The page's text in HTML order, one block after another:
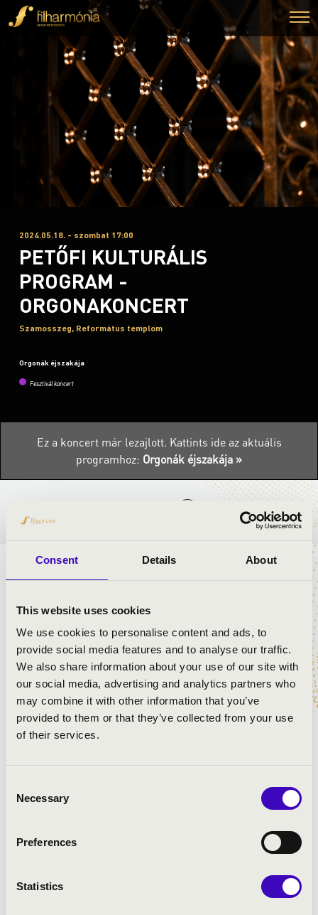
Consent Details About
This website uses cookies
We use cookies to personalise content and ads, to
provide social media features and to analyse our traffic.
We also share information about your use of our site with
our social media, advertising and analytics partners who
may combine it with other information that you’ve
provided to them or that they’ve collected from your use
of their services.
Selection
Necessary
Preferences
Statistics
2024.05.18. - szombat 17:00
PETŐFI KULTURÁLIS
PROGRAM -
ORGONAKONCERT
Szamosszeg, Református templom
Orgonák éjszakája
Fesztivál koncert
Ez a koncert már lezajlott. Kattints ide az aktuális
programhoz: Orgonák éjszakája »
BÉRLET- ÉS JEGYÁRAK
HÚROK DALLAMÁN
Az orgonakoncert a Petőfi Kulturális Program keretében
valósul meg az Orgonák éjszakáján.
ELŐADÓK:
Elek Péter- orgona
Buxtehude: d-moll Canzona
J.G.Walther: „Jesu, meine Freude“ partita